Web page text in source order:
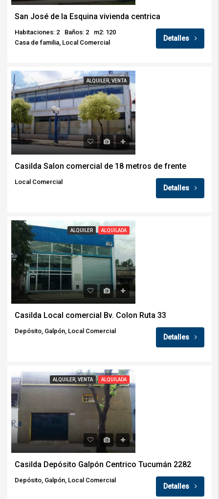
San José de la Esquina vivienda centrica
Habitaciones: 2 Baños: 2
m2: 120
Casa de familia, Local Comercial
Detalles
ALQUILER, VENTA
Casilda Salon comercial de 18 metros de frente
Local Comercial
Detalles
ALQUILER ALQUILADA
Casilda Local comercial Bv. Colon Ruta 33
Depósito, Galpón, Local Comercial
Detalles
ALQUILER, VENTA ALQUILADA
Casilda Depósito Galpón Centrico Tucumán 2282
Depósito, Galpón, Local Comercial
Detalles